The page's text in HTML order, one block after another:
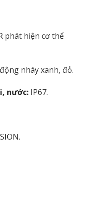
phát hiện cơ thể
nháy xanh, đỏ.
nước:IP67.